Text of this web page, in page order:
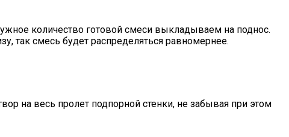
количество готовой смеси выкладываем на поднос.
так смесь будет распределяться равномернее.
на весь пролет подпорной стенки, не забывая при этом